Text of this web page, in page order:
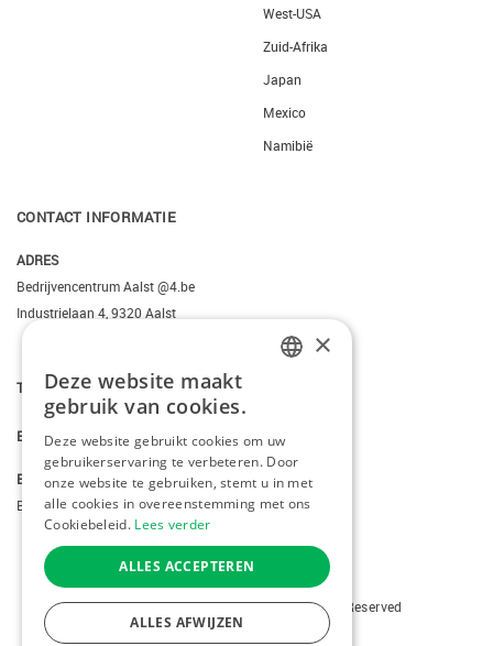
West-USA
Zuid-Afrika
Japan
Mexico
Namibië
CONTACT INFORMATIE
ADRES
Bedrijvencentrum Aalst @4.be
Industrielaan 4, 9320 Aalst
T. +3223095206
E. info@kiddotravel.be
BTW
BE 0685795740
Copyright © 2026 Kiddotravel. All Rights Reserved
ENGLISH
×
Deze website maakt
gebruik van cookies.
Deze website gebruikt cookies om uw
gebruikerservaring te verbeteren. Door
onze website te gebruiken, stemt u in met
alle cookies in overeenstemming met ons
Cookiebeleid. Lees verder
ALLES ACCEPTEREN
ALLES AFWIJZEN